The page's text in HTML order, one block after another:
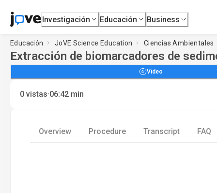
Investigación Educación Business
Educación JoVE Science Education Ciencias Ambientales
Extracción de biomarcadores de
Video
0 vistas·06:42 min
Overview Procedure Transcript FAQ